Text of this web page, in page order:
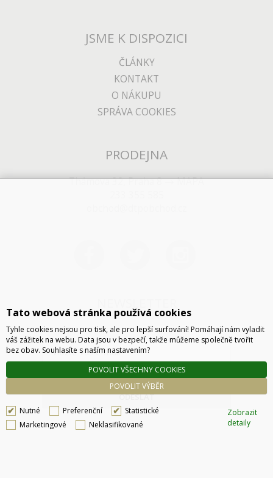
JSME K DISPOZICI
ČLÁNKY
KONTAKT
O NÁKUPU
SPRÁVA COOKIES
PRODEJNA
Thámova 32, Praha 8
MAPA
ODESLAT
Tato webová stránka používá cookies
Tyhle cookies nejsou pro tisk, ale pro lepší surfování! Pomáhají nám vyladit
váš zážitek na webu. Data jsou v bezpečí, takže můžeme společně tvořit
bez obav. Souhlasíte s naším nastavením?
POVOLIT VÝBĚR
POVOLIT VŠECHNY COOKIES
Nutné Preferenční
Statistické
Marketingové
Neklasifikované
Zobrazit
detaily